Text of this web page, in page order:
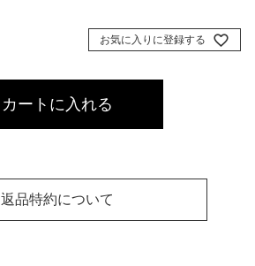
お気に入りに登録する
カートに入れる
返品特約について